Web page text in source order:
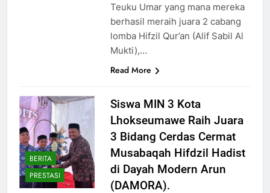
Teuku Umar yang mana mereka
berhasil meraih juara 2 cabang
lomba Hifzil Qur’an (Alif Sabil Al
Mukti),…
Read More
BERITA
PRESTASI
Siswa MIN 3 Kota
Lhokseumawe Raih Juara
3 Bidang Cerdas Cermat
Musabaqah Hifdzil Hadist
di Dayah Modern Arun
(DAMORA).